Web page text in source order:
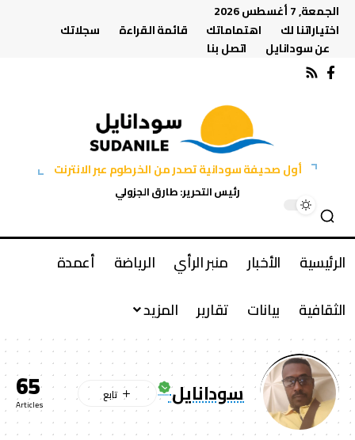
الجمعة, 7 أغسطس 2026
اختياراتنا لك
اهتماماتك قائمة القراءة
سجلاتك
عن سودانايل
اتصل بنا
أول صحيفة سودانية تصدر من الخرطوم عبر الانترنت
رئيس التحرير: طارق الجزولي
الرئيسية الأخبار منبر الرأي الرياضة
أعمدة
الثقافية
بيانات تقارير المزيد
سودانايل 65
Articles